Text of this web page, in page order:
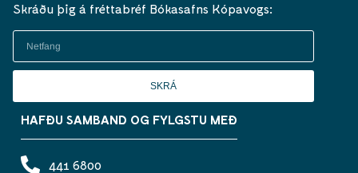
Skráðu þig á fréttabréf Bókasafns Kópavogs:
SKRÁ
HAFÐU SAMBAND OG FYLGSTU MEÐ
441 6800